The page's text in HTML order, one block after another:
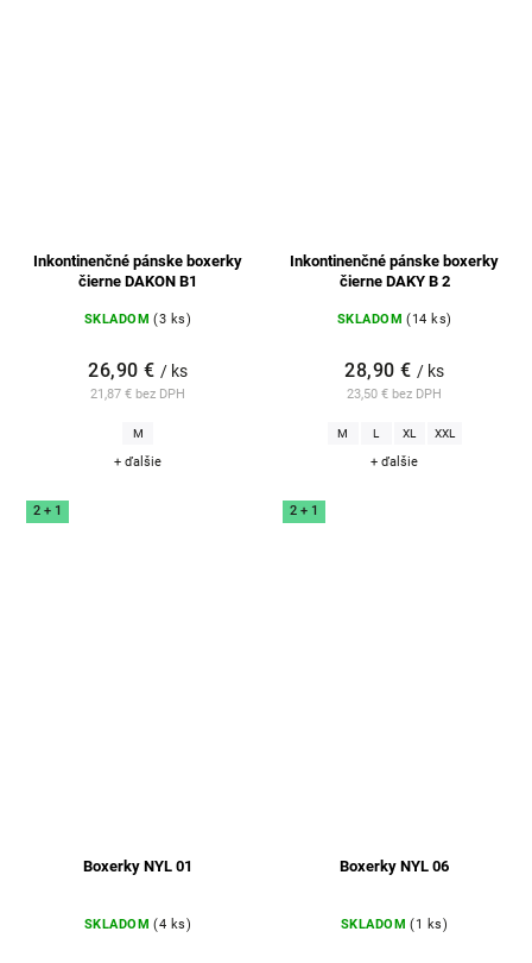
Inkontinenčné pánske boxerky
čierne DAKON B1
SKLADOM (3 ks)
21,87 € bez DPH
26,90 € / ks
M
+ ďalšie
Inkontinenčné pánske boxerky
čierne DAKY B 2
SKLADOM (14 ks)
23,50 € bez DPH
28,90 € / ks
M L XL XXL
+ ďalšie
2 + 1
Boxerky NYL 01
SKLADOM (4 ks)
2 + 1
Boxerky NYL 06
SKLADOM (1 ks)